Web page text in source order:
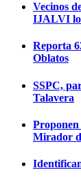
Vecinos
IJALVI lo
Reporta
Oblatos
SSPC,
Talavera
Mirador